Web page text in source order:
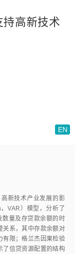
高新技术
EN
新技术产业发展的影
VAR）模型，分析了
量及存贷款余额的时
关系，其中存款余额对
有限；格兰杰因果检验
了信贷资源配置的结构